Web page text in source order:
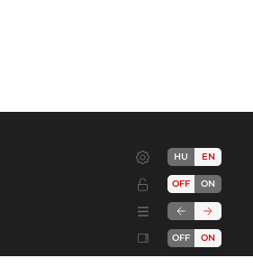
HU EN
OFF ON
OFF ON